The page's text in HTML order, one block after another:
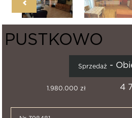
PUSTKOWO
Sprzedaż -
1.980.000 zł 4 714